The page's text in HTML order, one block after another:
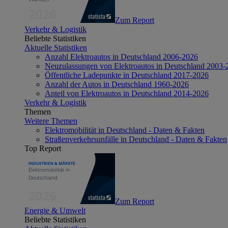
Zum Report
Verkehr & Logistik
Beliebte Statistiken
Aktuelle Statistiken
Anzahl Elektroautos in Deutschland 2006-2026
Neuzulassungen von Elektroautos in Deutschland 2003-
Öffentliche Ladepunkte in Deutschland 2017-2026
Anzahl der Autos in Deutschland 1960-2026
Anteil von Elektroautos in Deutschland 2014-2026
Verkehr & Logistik
Themen
Weitere Themen
Elektromobilität in Deutschland - Daten & Fakten
Straßenverkehrsunfälle in Deutschland - Daten & Fakten
Top Report
Zum Report
Energie & Umwelt
Beliebte Statistiken